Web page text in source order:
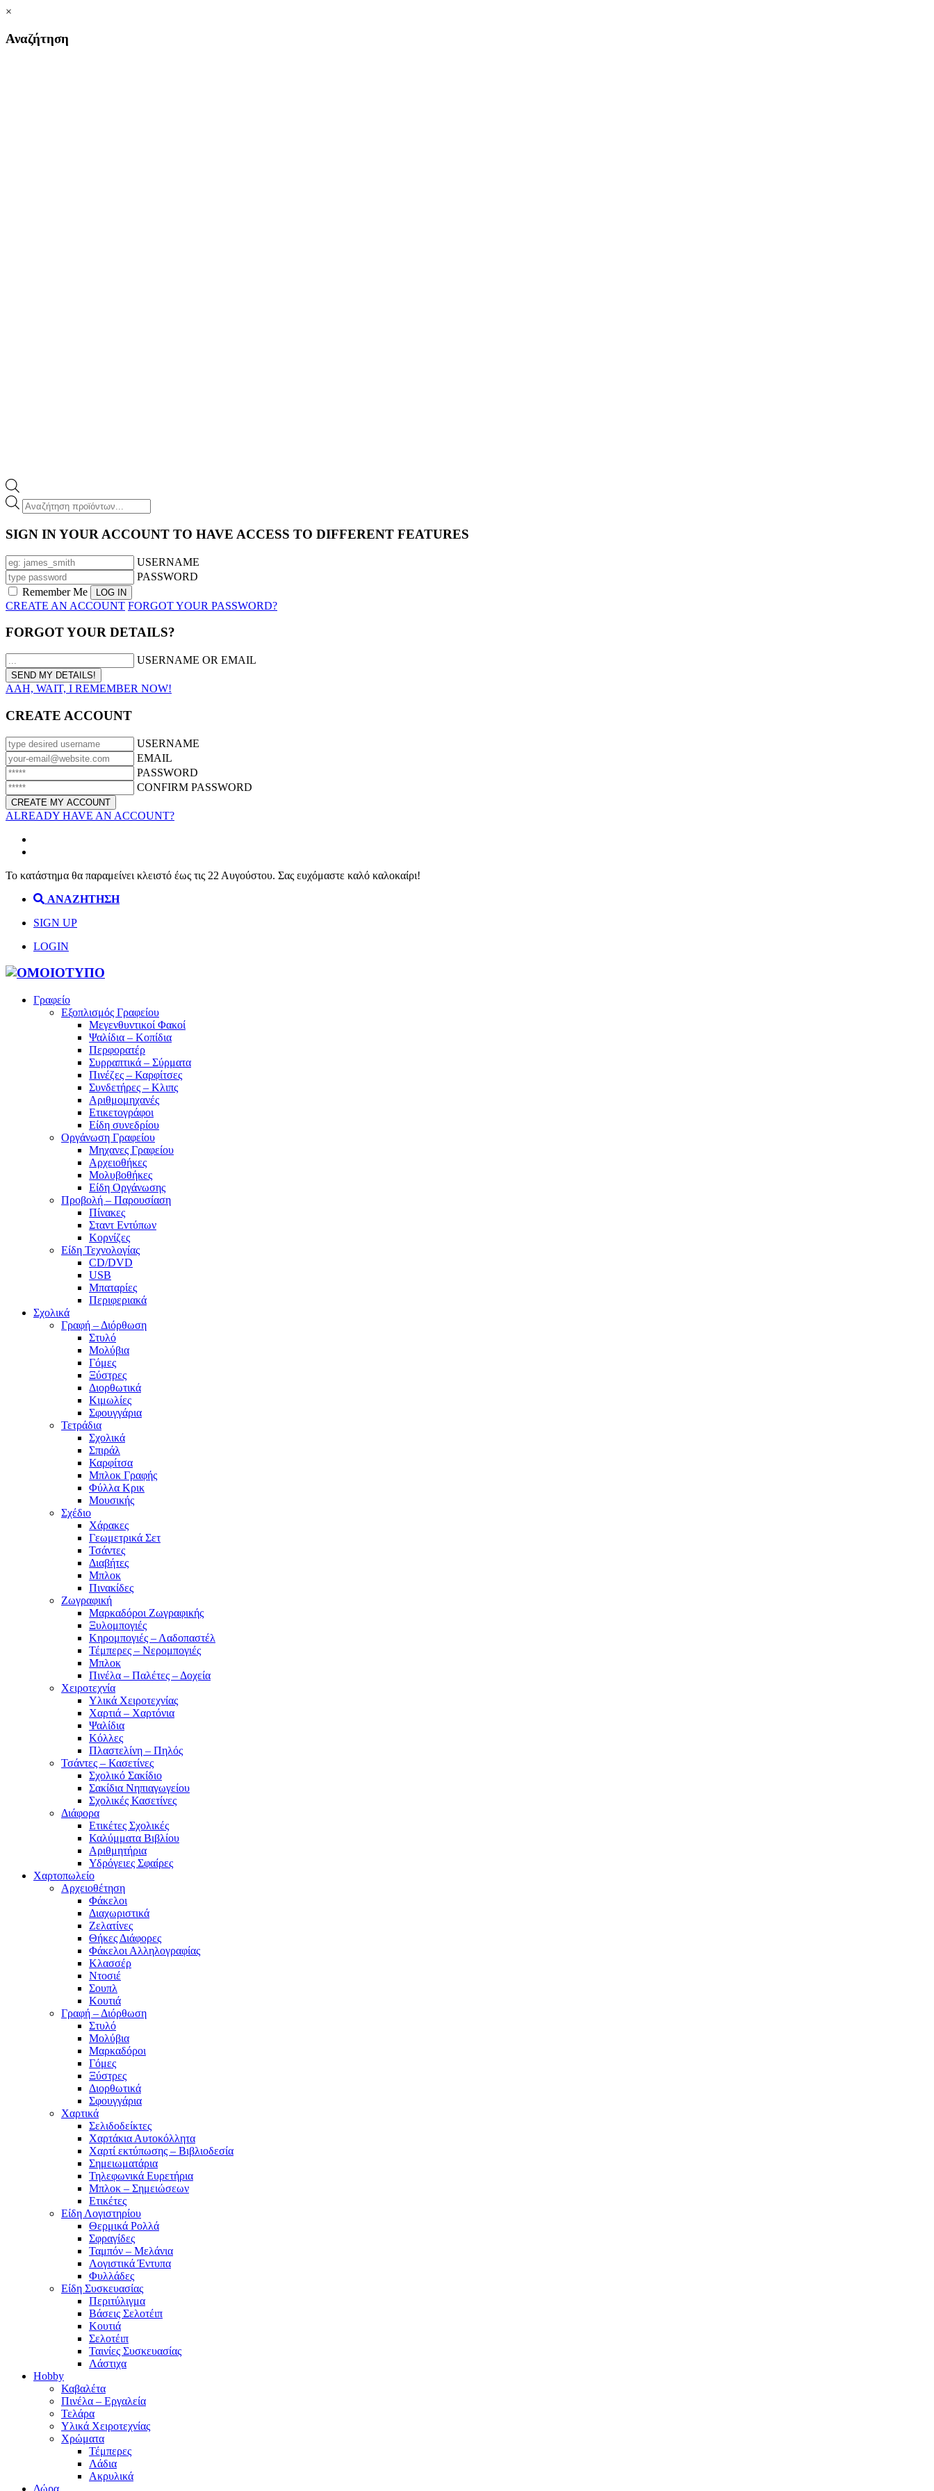
×
Αναζήτηση
Products
search
SIGN IN YOUR ACCOUNT TO HAVE ACCESS TO DIFFERENT FEATURES
USERNAME
PASSWORD
Remember Me
CREATE AN ACCOUNT FORGOT YOUR PASSWORD?
FORGOT YOUR DETAILS?
USERNAME OR EMAIL
AAH, WAIT, I REMEMBER NOW!
CREATE ACCOUNT
USERNAME
EMAIL
PASSWORD
CONFIRM PASSWORD
ALREADY HAVE AN ACCOUNT?
Το κατάστημα θα παραμείνει κλειστό έως τις 22 Αυγούστου. Σας ευχόμαστε καλό καλοκαίρι!
ΑΝΑΖΗΤΗΣΗ
SIGN UP
LOGIN
Γραφείο
Εξοπλισμός Γραφείου
Μεγενθυντικοί Φακοί
Ψαλίδια – Κοπίδια
Περφορατέρ
Συρραπτικά – Σύρματα
Πινέζες – Καρφίτσες
Συνδετήρες – Κλιπς
Αριθμομηχανές
Ετικετογράφοι
Είδη συνεδρίου
Οργάνωση Γραφείου
Μηχανες Γραφείου
Αρχειοθήκες
Μολυβοθήκες
Είδη Οργάνωσης
Προβολή – Παρουσίαση
Πίνακες
Σταντ Εντύπων
Κορνίζες
Είδη Τεχνολογίας
CD/DVD
USB
Μπαταρίες
Περιφεριακά
Σχολικά
Γραφή – Διόρθωση
Στυλό
Μολύβια
Γόμες
Ξύστρες
Διορθωτικά
Κιμωλίες
Σφουγγάρια
Τετράδια
Σχολικά
Σπιράλ
Καρφίτσα
Μπλοκ Γραφής
Φύλλα Κρικ
Μουσικής
Σχέδιο
Χάρακες
Γεωμετρικά Σετ
Τσάντες
Διαβήτες
Μπλοκ
Πινακίδες
Ζωγραφική
Μαρκαδόροι Ζωγραφικής
Ξυλομπογιές
Κηρομπογιές – Λαδοπαστέλ
Τέμπερες – Νερομπογιές
Μπλοκ
Πινέλα – Παλέτες – Δοχεία
Χειροτεχνία
Υλικά Χειροτεχνίας
Χαρτιά – Χαρτόνια
Ψαλίδια
Κόλλες
Πλαστελίνη – Πηλός
Τσάντες – Κασετίνες
Σχολικό Σακίδιο
Σακίδια Νηπιαγωγείου
Σχολικές Κασετίνες
Διάφορα
Ετικέτες Σχολικές
Καλύμματα Βιβλίου
Αριθμητήρια
Υδρόγειες Σφαίρες
Χαρτοπωλείο
Αρχειοθέτηση
Φάκελοι
Διαχωριστικά
Ζελατίνες
Θήκες Διάφορες
Φάκελοι Αλληλογραφίας
Κλασσέρ
Ντοσιέ
Σουπλ
Κουτιά
Γραφή – Διόρθωση
Στυλό
Μολύβια
Μαρκαδόροι
Γόμες
Ξύστρες
Διορθωτικά
Σφουγγάρια
Χαρτικά
Σελιδοδείκτες
Χαρτάκια Αυτοκόλλητα
Χαρτί εκτύπωσης – Βιβλιοδεσία
Σημειωματάρια
Τηλεφωνικά Ευρετήρια
Μπλοκ – Σημειώσεων
Ετικέτες
Είδη Λογιστηρίου
Θερμικά Ρολλά
Σφραγίδες
Ταμπόν – Μελάνια
Λογιστικά Έντυπα
Φυλλάδες
Είδη Συσκευασίας
Περιτύλιγμα
Βάσεις Σελοτέιπ
Κουτιά
Σελοτέιπ
Ταινίες Συσκευασίας
Λάστιχα
Hobby
Καβαλέτα
Πινέλα – Εργαλεία
Τελάρα
Υλικά Χειροτεχνίας
Χρώματα
Τέμπερες
Λάδια
Ακρυλικά
Δώρα